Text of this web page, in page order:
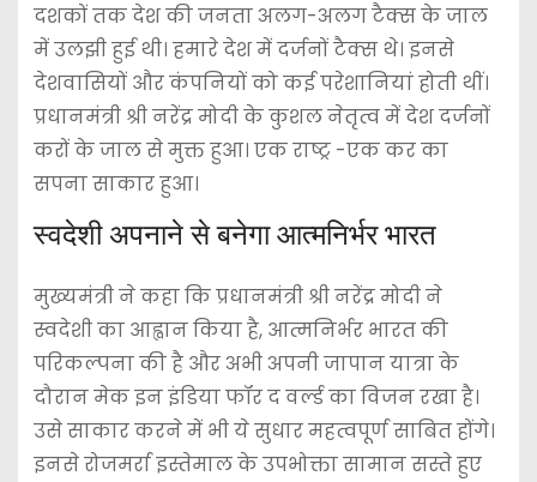
दशकों तक देश की जनता अलग-अलग टैक्स के जाल
में उलझी हुई थी। हमारे देश में दर्जनों टैक्स थे। इनसे
देशवासियों और कंपनियों को कई परेशानियां होती थीं।
प्रधानमंत्री श्री नरेंद्र मोदी के कुशल नेतृत्व में देश दर्जनों
करों के जाल से मुक्त हुआ। एक राष्ट्र -एक कर का
सपना साकार हुआ।
स्वदेशी अपनाने से बनेगा आत्मनिर्भर भारत
मुख्यमंत्री ने कहा कि प्रधानमंत्री श्री नरेंद्र मोदी ने
स्वदेशी का आह्वान किया है, आत्मनिर्भर भारत की
परिकल्पना की है और अभी अपनी जापान यात्रा के
दौरान मेक इन इंडिया फॉर द वर्ल्ड का विजन रखा है।
उसे साकार करने में भी ये सुधार महत्वपूर्ण साबित होंगे।
इनसे रोजमर्रा इस्तेमाल के उपभोक्ता सामान सस्ते हुए